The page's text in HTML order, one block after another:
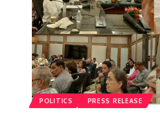
POLITICS PRESS RELEASE